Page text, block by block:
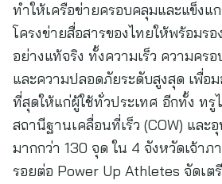
ทำให้เครือข่ายครอบคลุมและแข็งแ
โครงข่ายสื่อสารของไทยให้พร้อมร
อย่างแท้จริง ทั้งความเร็ว ความคร
และความปลอดภัยระดับสูงสุด เพื่อ
ที่สุดให้แก่ผู้ใช้ทั่วประเทศ อีกทั้ง ทรู
สถานีฐานเคลื่อนที่เร็ว (COW) แ
มากกว่า 130 จุด ใน 4 จังหวัดเจ้าภ
รอยต่อ Power Up Athletes จัดเต